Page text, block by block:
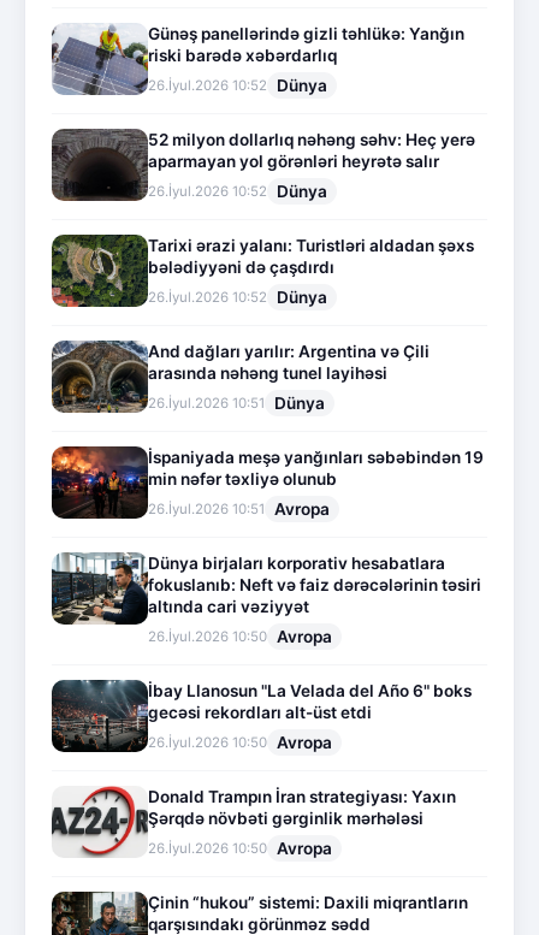
Günəş panellərində gizli təhlükə: Yanğın
riski barədə xəbərdarlıq
26.İyul.2026 10:52 Dünya
52 milyon dollarlıq nəhəng səhv: Heç yerə
aparmayan yol görənləri heyrətə salır
26.İyul.2026 10:52 Dünya
Tarixi ərazi yalanı: Turistləri aldadan şəxs
bələdiyyəni də çaşdırdı
26.İyul.2026 10:52 Dünya
And dağları yarılır: Argentina və Çili
arasında nəhəng tunel layihəsi
26.İyul.2026 10:51 Dünya
İspaniyada meşə yanğınları səbəbindən 19
min nəfər təxliyə olunub
26.İyul.2026 10:51 Avropa
Dünya birjaları korporativ hesabatlara
fokuslanıb: Neft və faiz dərəcələrinin təsiri
altında cari vəziyyət
26.İyul.2026 10:50 Avropa
İbay Llanosun "La Velada del Año 6" boks
gecəsi rekordları alt-üst etdi
26.İyul.2026 10:50 Avropa
Donald Trampın İran strategiyası: Yaxın
Şərqdə növbəti gərginlik mərhələsi
26.İyul.2026 10:50 Avropa
Çinin “hukou” sistemi: Daxili miqrantların
qarşısındakı görünməz sədd